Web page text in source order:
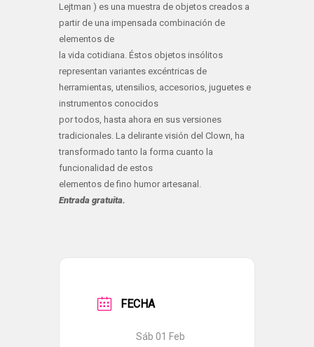
Lejtman ) es una muestra de objetos creados a
partir de una impensada combinación de
elementos de
la vida cotidiana. Éstos objetos insólitos
representan variantes excéntricas de
herramientas, utensilios, accesorios, juguetes e
instrumentos conocidos
por todos, hasta ahora en sus versiones
tradicionales. La delirante visión del Clown, ha
transformado tanto la forma cuanto la
funcionalidad de estos
elementos de fino humor artesanal.
Entrada gratuita.
FECHA
Sáb 01 Feb